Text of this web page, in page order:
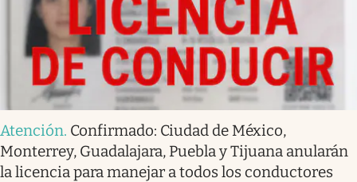
Atención. Confirmado: Ciudad de México,
Monterrey, Guadalajara, Puebla y Tijuana anularán
la licencia para manejar a todos los conductores